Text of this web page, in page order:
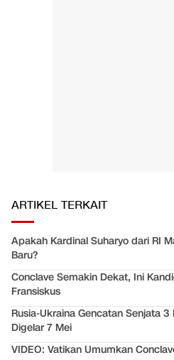
ARTIKEL TERKAIT
Apakah Kardinal Suharyo dari RI
Baru?
Conclave Semakin Dekat, Ini
Fransiskus
Rusia-Ukraina Gencatan Senjata
Digelar 7 Mei
VIDEO: Vatikan Umumkan